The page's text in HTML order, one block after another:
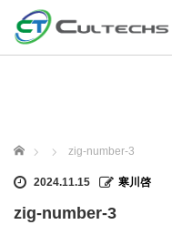
ホーム zig-number-3
2024.11.15 寒川啓
zig-number-3